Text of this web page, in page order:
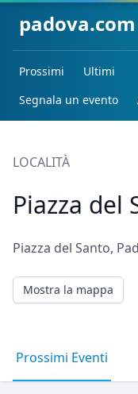
padova.com
Prossimi
Ultimi
Segnala un evento
LOCALITÀ
Piazza del
Piazza del Santo,
Mostra la mappa
Prossimi Eventi